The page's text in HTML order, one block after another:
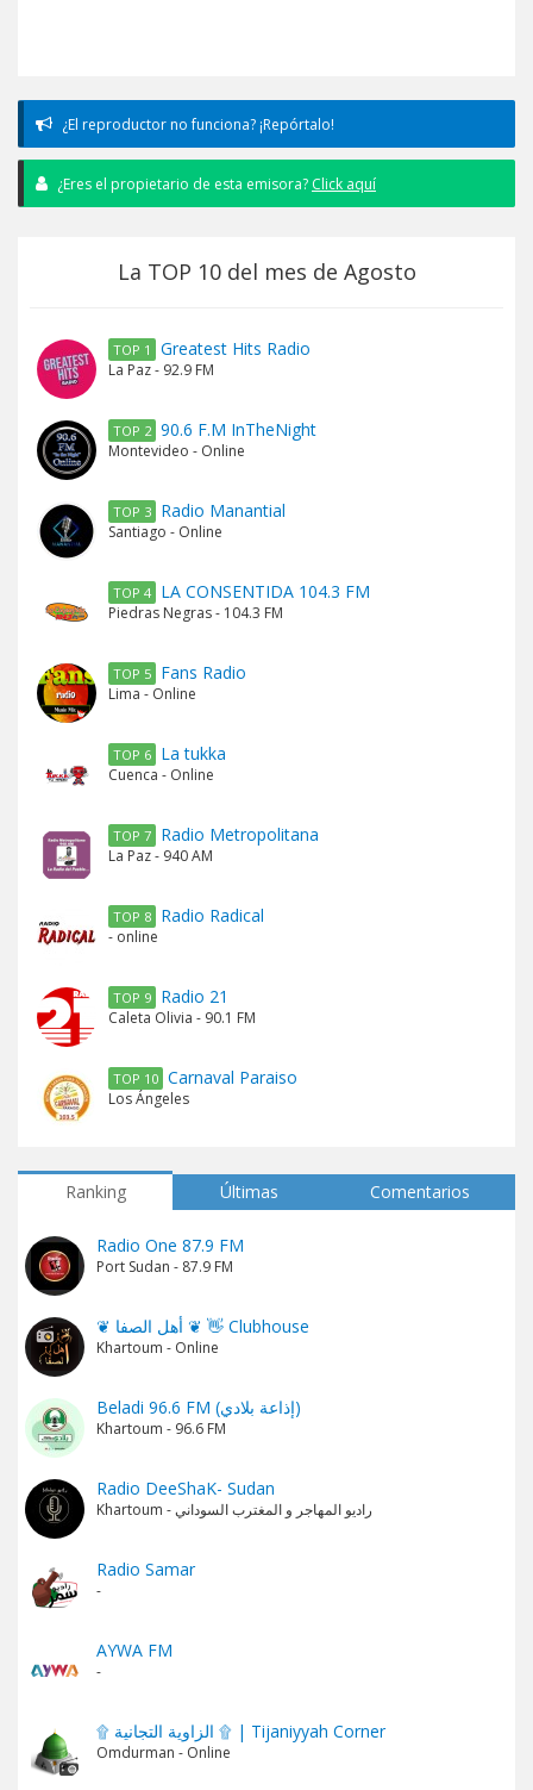
¿El reproductor no funciona? ¡Repórtalo!
¿Eres el propietario de esta emisora? Click aquí
La TOP 10 del mes de Agosto
TOP 1 Greatest Hits Radio
La Paz - 92.9 FM
TOP 2 90.6 F.M InTheNight
Montevideo - Online
TOP 3 Radio Manantial
Santiago - Online
TOP 4 LA CONSENTIDA 104.3 FM
Piedras Negras - 104.3 FM
TOP 5 Fans Radio
Lima - Online
TOP 6 La tukka
Cuenca - Online
TOP 7 Radio Metropolitana
La Paz - 940 AM
TOP 8 Radio Radical
- online
TOP 9 Radio 21
Caleta Olivia - 90.1 FM
TOP 10 Carnaval Paraiso
Los Ángeles
Ranking Últimas Comentarios
Radio One 87.9 FM
Port Sudan - 87.9 FM
❦ أهل الصفا ❦ 👋 Clubhouse
Khartoum - Online
Beladi 96.6 FM (إذاعة بلادي)
Khartoum - 96.6 FM
Radio DeeShaK- Sudan
Khartoum - راديو المهاجر و المغترب السوداني
Radio Samar
-
AYWA FM
-
۩ الزاوية التجانية ۩ | Tijaniyyah Corner
Omdurman - Online